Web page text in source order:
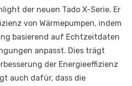
der neuen Tado X-Serie. Er
von Wärmepumpen, indem
basierend auf Echtzeitdaten
anpasst. Dies trägt
der Energieeffizienz
auch dafür, dass die